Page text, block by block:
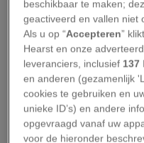
1.
tijdens de
Rochehaut
Wie houdt van
beschikbaar te maken;
geactiveerd en vallen niet
Als u op “Accepteren”
Hearst en onze
leveranciers, inclusief 137
en anderen (gezamenlijk
cookies te gebruiken en
unieke ID’s) en andere
opgevraagd vanaf uw
voor de hieronder